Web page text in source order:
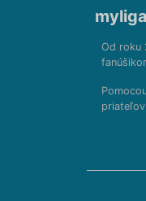
Od roku